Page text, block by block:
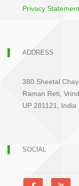
Privacy
ADDRESS
380 Sheetal
Raman Reti,
UP 281121, India
SOCIAL